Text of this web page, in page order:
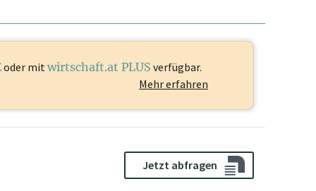
oder mit wirtschaft.at PLUS verfügbar.
Mehr erfahren
Jetzt abfragen